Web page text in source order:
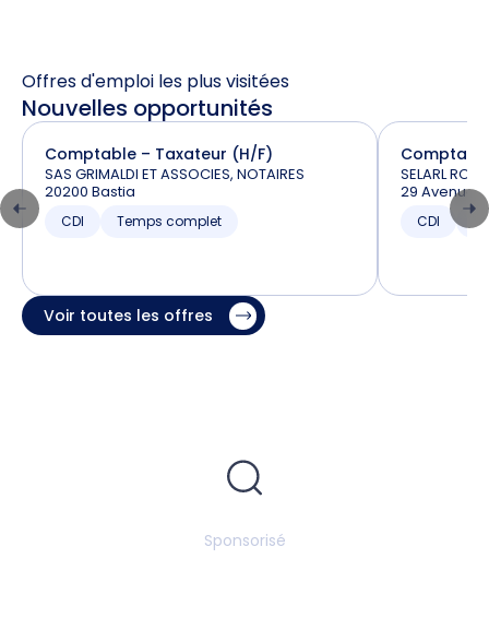
Offres d'emploi les plus visitées
Nouvelles opportunités
Comptable – Taxateur (H/F)
SAS GRIMALDI ET ASSOCIES, NOTAIRES
20200 Bastia
CDI Temps complet
SELARL
29 Avenue
CDI
Voir toutes les offres
Sponsorisé